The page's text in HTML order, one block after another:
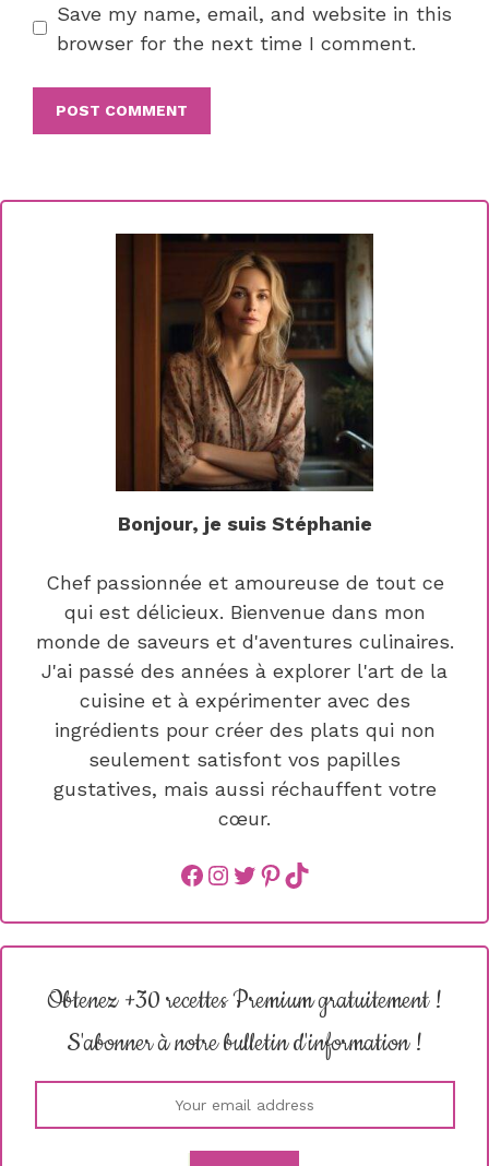
Save my name, email, and website in this
browser for the next time I comment.
Bonjour, je suis Stéphanie
Chef passionnée et amoureuse de tout ce
qui est délicieux. Bienvenue dans mon
monde de saveurs et d'aventures culinaires.
J'ai passé des années à explorer l'art de la
cuisine et à expérimenter avec des
ingrédients pour créer des plats qui non
seulement satisfont vos papilles
gustatives, mais aussi réchauffent votre
cœur.
Facebook
instagram
Twitter
Pinterest
TikTok
Obtenez +30 recettes Premium gratuitement !
S'abonner à notre bulletin d'information !